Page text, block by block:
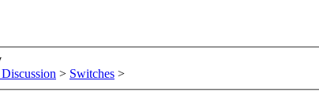
> Switches >